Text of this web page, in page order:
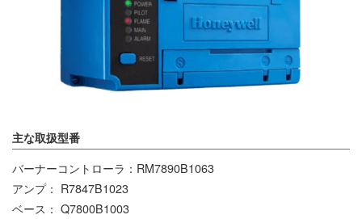
主な取扱型番
バーナーコントローラ：RM7890B1063
アンプ： R7847B1023
ベース： Q7800B1003